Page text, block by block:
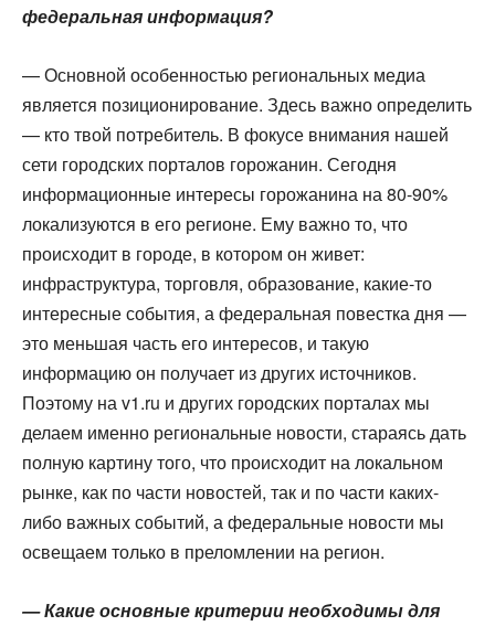
федеральная информация?
— Основной особенностью региональных медиа
является позиционирование. Здесь важно определить
— кто твой потребитель. В фокусе внимания нашей
сети городских порталов горожанин. Сегодня
информационные интересы горожанина на 80-90%
локализуются в его регионе. Ему важно то, что
происходит в городе, в котором он живет:
инфраструктура, торговля, образование, какие-то
интересные события, а федеральная повестка дня —
это меньшая часть его интересов, и такую
информацию он получает из других источников.
Поэтому на v1.ru и других городских порталах мы
делаем именно региональные новости, стараясь дать
полную картину того, что происходит на локальном
рынке, как по части новостей, так и по части каких-
либо важных событий, а федеральные новости мы
освещаем только в преломлении на регион.
— Какие основные критерии необходимы для